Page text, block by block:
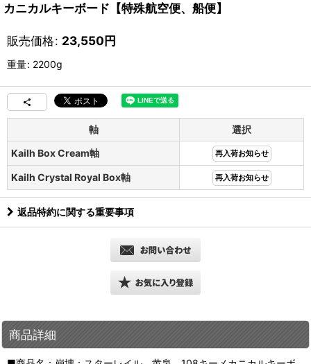
カニカルキーボード【特殊航空便、船便】
販売価格: 23,550円
重量: 2200g
軸
選択
Kailh Box Cream軸
再入荷お知らせ
Kailh Crystal Royal Box軸 再入荷お知らせ
返品特約に関する重要事項
商品詳細